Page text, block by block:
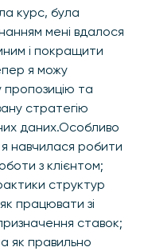
курс, була
мені вдалося
і покращити
я можу
пропозицію та
стратегію
даних.Особливо
навчилася робити
з клієнтом;
структур
працювати зі
ставок;
як правильно